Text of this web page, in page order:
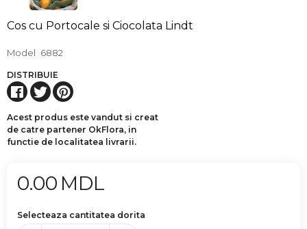
Cos cu Portocale si Ciocolata Lindt
Model 6882
DISTRIBUIE
Acest produs este vandut si creat
de catre partener OkFlora, in
functie de localitatea livrarii.
0.00 MDL
Selecteaza cantitatea dorita